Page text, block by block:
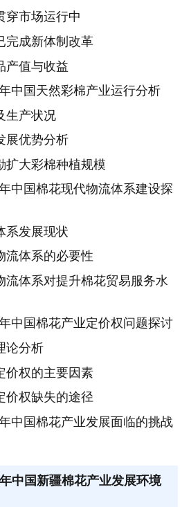
穿市场运行中
完成新体制改革
产值与收益
中国天然彩棉产业运行分析
生产状况
展优势分析
扩大彩棉种植规模
中国棉花现代物流体系建设探
系发展现状
流体系的必要性
流体系对提升棉花贸易服务水
中国棉花产业定价权问题探讨
论分析
价权的主要因素
价权缺失的途径
中国棉花产业发展面临的挑战
中国新疆棉花产业发展环境